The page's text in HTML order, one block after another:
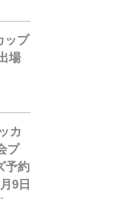
ップ
場
カ
プ
予約
9日